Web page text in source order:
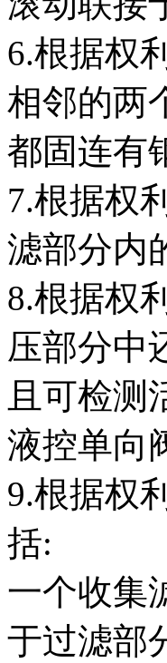
6.根据权
相邻的两
都固连有
7.根据权
滤部分内
8.根据权
压部分中
且可检测
液控单向
9.根据权
括:
一个收集
于过滤部